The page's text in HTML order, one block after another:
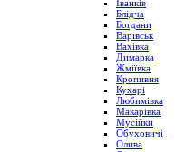
Іванків
Блідча
Богдани
Варівськ
Вахівка
Димарка
Жміївка
Кропивня
Кухарі
Любимівка
Макарівка
Мусійки
Обуховичі
Олива